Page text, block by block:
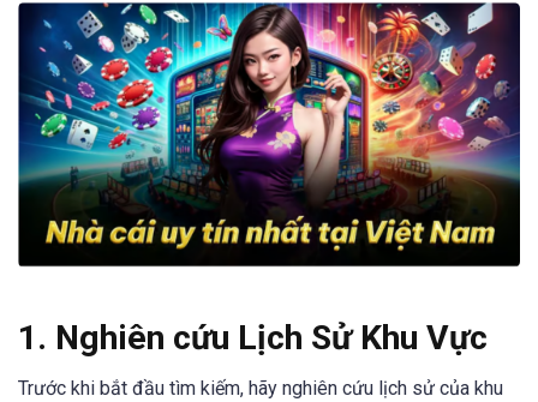
1. Nghiên cứu Lịch Sử Khu Vực
Trước khi bắt đầu tìm kiếm, hãy nghiên cứu lịch sử của khu